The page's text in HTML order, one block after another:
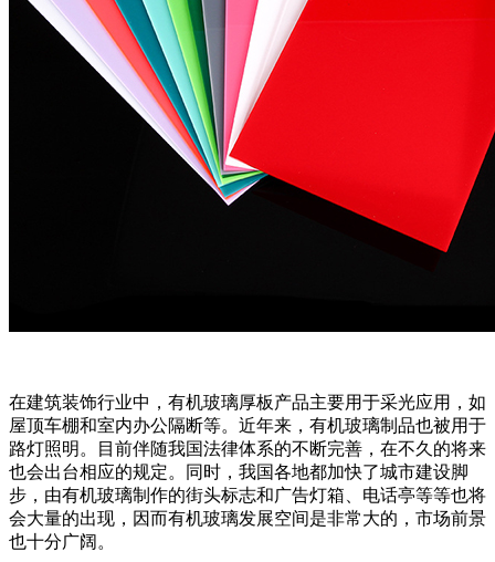
在建筑装饰行业中，有机玻璃厚板产品主要用于采光应用，如
屋顶车棚和室内办公隔断等。近年来，有机玻璃制品也被用于
路灯照明。目前伴随我国法律体系的不断完善，在不久的将来
也会出台相应的规定。同时，我国各地都加快了城市建设脚
步，由有机玻璃制作的街头标志和广告灯箱、电话亭等等也将
会大量的出现，因而有机玻璃发展空间是非常大的，市场前景
也十分广阔。